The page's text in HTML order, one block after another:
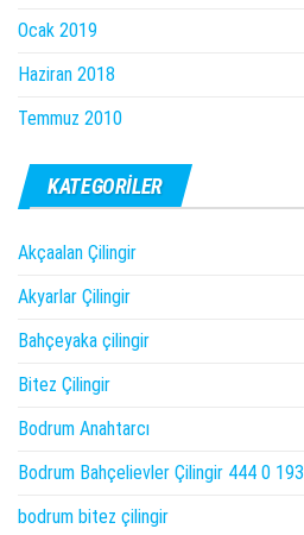
Ocak 2019
Haziran 2018
Temmuz 2010
KATEGORILER
Akçaalan Çilingir
Akyarlar Çilingir
Bahçeyaka çilingir
Bitez Çilingir
Bodrum Anahtarcı
Bodrum Bahçelievler Çilingir 444 0 193
bodrum bitez çilingir